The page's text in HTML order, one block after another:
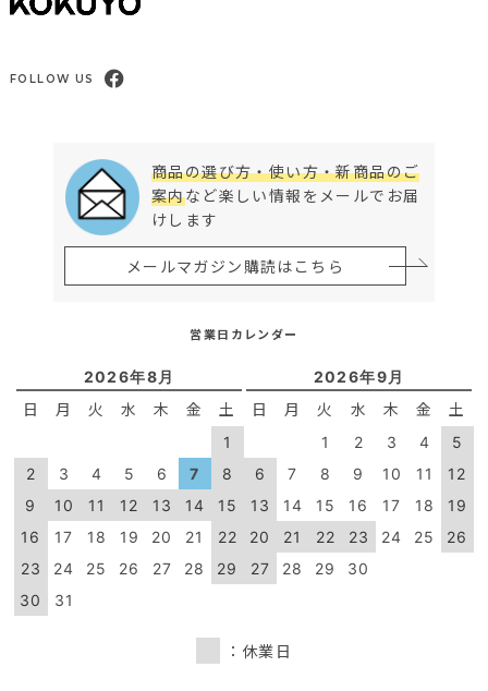
FOLLOW US
商品の選び方・使い方・新商品のご
案内など楽しい情報をメールでお届
けします
メールマガジン購読はこちら
営業日カレンダー
2026年8月
日 月 火 水 木 金 土
1
2
3 4 5 6 7
8
9
10 11 12 13 14
15
16
17 18 19 20 21
22
23
24 25 26 27 28
29
30
31
2026年9月
日 月 火 水 木 金 土
1 2 3 4
5
6
7 8 9 10 11
12
13
14 15 16 17 18
19
20
21 22 23 24 25
26
27
28 29 30
：休業日